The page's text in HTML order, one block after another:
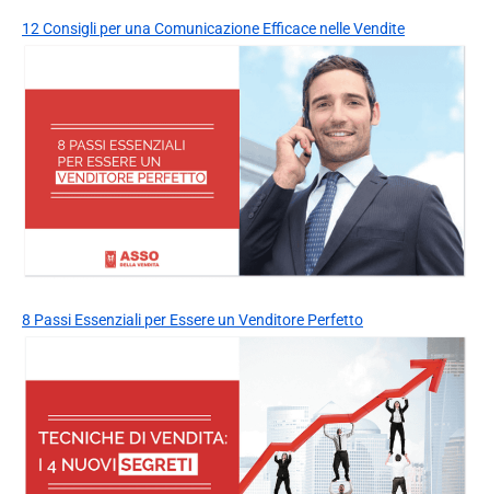
12 Consigli per una Comunicazione Efficace nelle Vendite
8 Passi Essenziali per Essere un Venditore Perfetto